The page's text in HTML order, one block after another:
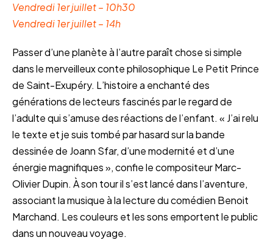
Vendredi 1er juillet – 10h30
Vendredi 1er juillet – 14h
Passer d’une planète à l’autre paraît chose si simple
dans le merveilleux conte philosophique Le Petit Prince
de Saint-Exupéry. L’histoire a enchanté des
générations de lecteurs fascinés par le regard de
l’adulte qui s’amuse des réactions de l’enfant. « J’ai relu
le texte et je suis tombé par hasard sur la bande
dessinée de Joann Sfar, d’une modernité et d’une
énergie magnifiques », confie le compositeur Marc-
Olivier Dupin. À son tour il s’est lancé dans l’aventure,
associant la musique à la lecture du comédien Benoit
Marchand. Les couleurs et les sons emportent le public
dans un nouveau voyage.